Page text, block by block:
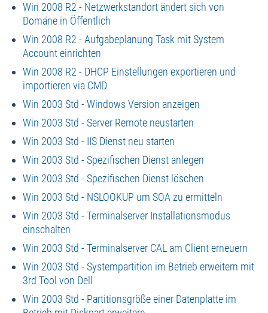
Win 2008 R2 - Netzwerkstandort ändert sich von
Domäne in Öffentlich
Win 2008 R2 - Aufgabeplanung Task mit System
Account einrichten
Win 2008 R2 - DHCP Einstellungen exportieren und
importieren via CMD
Win 2003 Std - Windows Version anzeigen
Win 2003 Std - Server Remote neustarten
Win 2003 Std - IIS Dienst neu starten
Win 2003 Std - Spezifischen Dienst anlegen
Win 2003 Std - Spezifischen Dienst löschen
Win 2003 Std - NSLOOKUP um SOA zu ermitteln
Win 2003 Std - Terminalserver Installationsmodus
einschalten
Win 2003 Std - Terminalserver CAL am Client erneuern
Win 2003 Std - Systempartition im Betrieb erweitern mit
3rd Tool von Dell
Win 2003 Std - Partitionsgröße einer Datenplatte im